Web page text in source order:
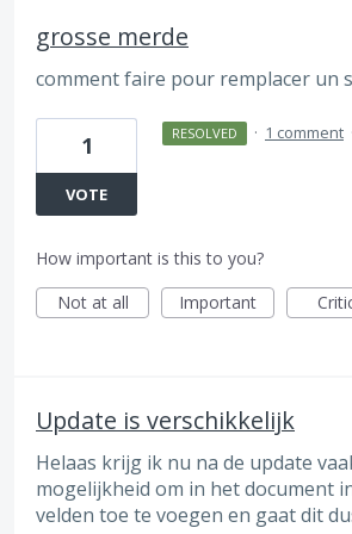
grosse merde
comment faire pour remplacer un
1
VOTE
RESOLVED · 1 comment
How important is this to you?
Not at all
Important
Update is verschikkelijk
Helaas krijg ik nu na de update
mogelijkheid om in het document
velden toe te voegen en gaat dit